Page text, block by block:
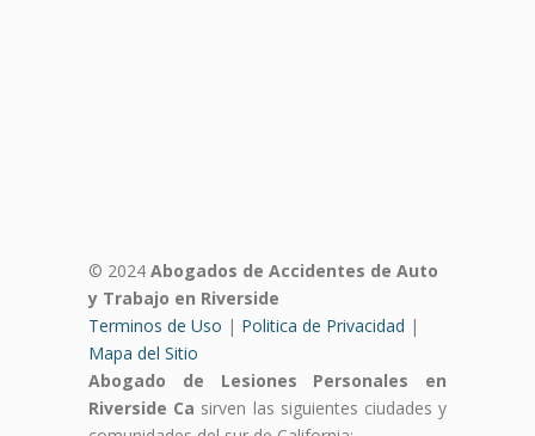
© 2024 Abogados de Accidentes de Auto
y Trabajo en Riverside
Terminos de Uso | Politica de Privacidad |
Mapa del Sitio
Abogado de Lesiones Personales en
Riverside Ca sirven las siguientes ciudades y